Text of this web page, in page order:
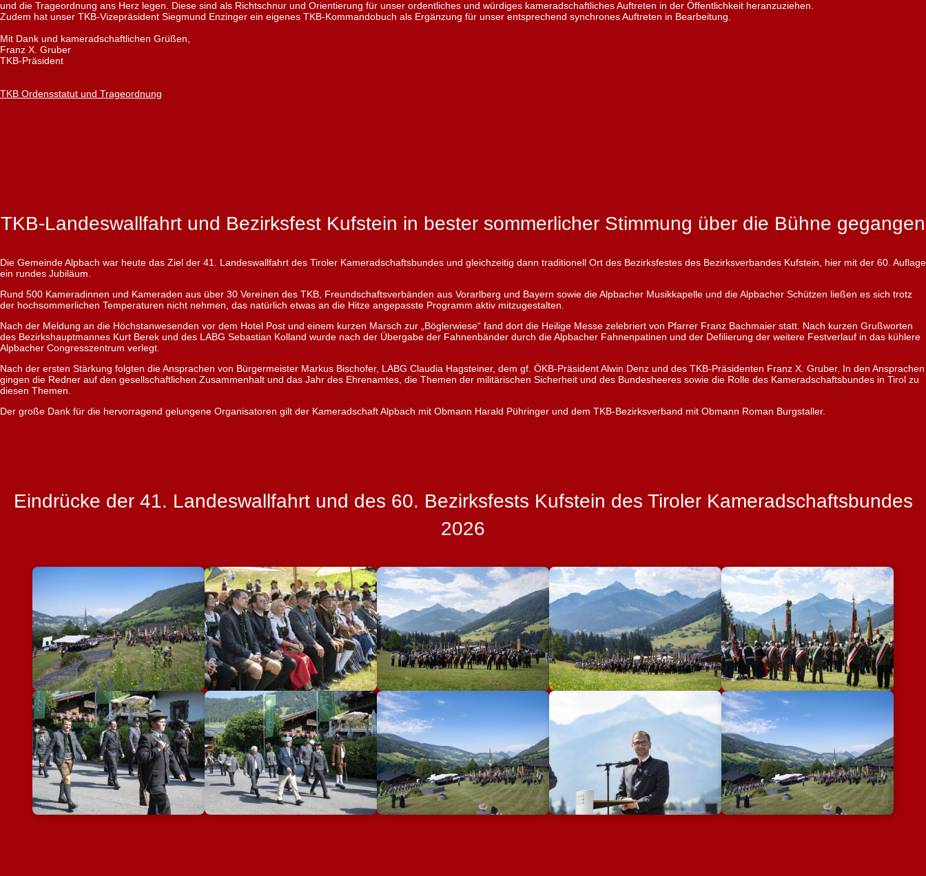
und die Trageordnung ans Herz legen. Diese sind als Richtschnur und Orientierung für unser ordentliches und würdiges kameradschaftliches Auftreten in der Öffentlichkeit heranzuziehen.
Zudem hat unser TKB-Vizepräsident Siegmund Enzinger ein eigenes TKB-Kommandobuch als Ergänzung für unser entsprechend synchrones Auftreten in Bearbeitung.
Mit Dank und kameradschaftlichen Grüßen,
Franz X. Gruber
TKB-Präsident
TKB Ordensstatut und Trageordnung
TKB-Landeswallfahrt und Bezirksfest Kufstein in bester sommerlicher Stimmung über die Bühne gegangen
Die Gemeinde Alpbach war heute das Ziel der 41. Landeswallfahrt des Tiroler Kameradschaftsbundes und gleichzeitig dann traditionell Ort des Bezirksfestes des Bezirksverbandes Kufstein, hier mit der 60. Auflage
ein rundes Jubiläum.
Rund 500 Kameradinnen und Kameraden aus über 30 Vereinen des TKB, Freundschaftsverbänden aus Vorarlberg und Bayern sowie die Alpbacher Musikkapelle und die Alpbacher Schützen ließen es sich trotz
der hochsommerlichen Temperaturen nicht nehmen, das natürlich etwas an die Hitze angepasste Programm aktiv mitzugestalten.
Nach der Meldung an die Höchstanwesenden vor dem Hotel Post und einem kurzen Marsch zur „Böglerwiese“ fand dort die Heilige Messe zelebriert von Pfarrer Franz Bachmaier statt. Nach kurzen Grußworten
des Bezirkshauptmannes Kurt Berek und des LABG Sebastian Kolland wurde nach der Übergabe der Fahnenbänder durch die Alpbacher Fahnenpatinen und der Defilierung der weitere Festverlauf in das kühlere
Alpbacher Congresszentrum verlegt.
Nach der ersten Stärkung folgten die Ansprachen von Bürgermeister Markus Bischofer, LABG Claudia Hagsteiner, dem gf. ÖKB-Präsident Alwin Denz und des TKB-Präsidenten Franz X. Gruber. In den Ansprachen
gingen die Redner auf den gesellschaftlichen Zusammenhalt und das Jahr des Ehrenamtes, die Themen der militärischen Sicherheit und des Bundesheeres sowie die Rolle des Kameradschaftsbundes in Tirol zu
diesen Themen.
Der große Dank für die hervorragend gelungene Organisatoren gilt der Kameradschaft Alpbach mit Obmann Harald Pühringer und dem TKB-Bezirksverband mit Obmann Roman Burgstaller.
Eindrücke der 41. Landeswallfahrt und des 60. Bezirksfests Kufstein des Tiroler Kameradschaftsbundes
2026